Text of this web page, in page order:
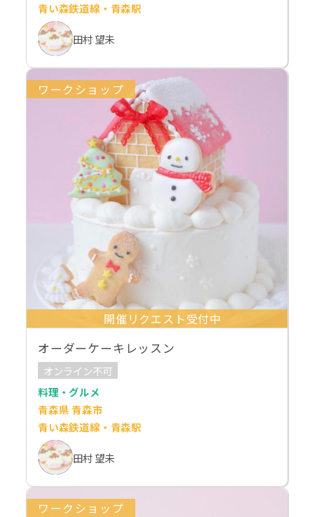
青い森鉄道線・青森駅
田村 望未
ワークショップ
開催リクエスト受付中
オーダーケーキレッスン
オンライン不可
料理・グルメ
青森県 青森市
青い森鉄道線・青森駅
田村 望未
ワークショップ